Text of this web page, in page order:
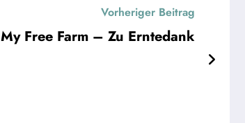
Vorheriger Beitrag
My Free Farm – Zu Erntedank